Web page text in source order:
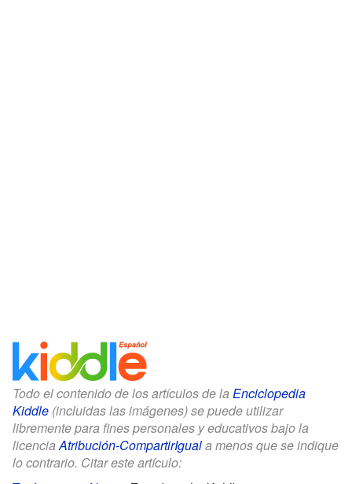
Todo el contenido de los artículos de la Enciclopedia
Kiddle (incluidas las imágenes) se puede utilizar
libremente para fines personales y educativos bajo la
licenciaAtribución-CompartirIguala menos que se indique
lo contrario. Citar este artículo: